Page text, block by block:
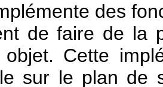
des
de faire de la
objet. Cette
sur le plan de